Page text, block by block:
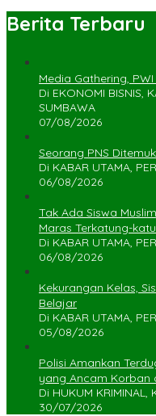
Berita Terbaru
Media Gathering,
Di EKONOMI BISNIS,
SUMBAWA
07/08/2026
Seorang PNS
Di KABAR UTAMA,
06/08/2026
Tak Ada Siswa
Maras Terkatung-
Di KABAR UTAMA,
06/08/2026
Kekurangan Kelas,
Belajar
Di KABAR UTAMA,
05/08/2026
Polisi Amankan
yang Ancam Korban
Di HUKUM KRIMINAL,
30/07/2026